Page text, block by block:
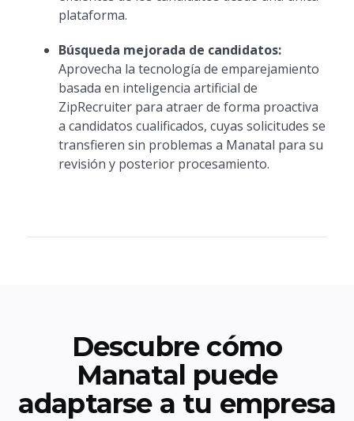
plataforma.
Búsqueda mejorada de candidatos:
Aprovecha la tecnología de emparejamiento
basada en inteligencia artificial de
ZipRecruiter para atraer de forma proactiva
a candidatos cualificados, cuyas solicitudes se
transfieren sin problemas a Manatal para su
revisión y posterior procesamiento.
Descubre cómo
Manatal puede
adaptarse a tu empresa